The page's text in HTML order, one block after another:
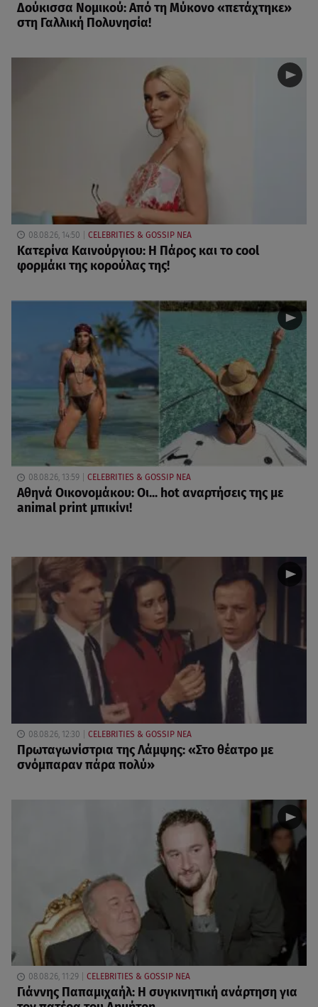
Δούκισσα Νομικού: Από τη Μύκονο «πετάχτηκε»
στη Γαλλική Πολυνησία!
08.08.26, 14:50 CELEBRITIES & GOSSIP ΝΕΑ
Κατερίνα Καινούργιου: Η Πάρος και το cool
φορμάκι της κορούλας της!
08.08.26, 13:59 CELEBRITIES & GOSSIP ΝΕΑ
Αθηνά Οικονομάκου: Οι... hot αναρτήσεις της με
animal print μπικίνι!
08.08.26, 12:30 CELEBRITIES & GOSSIP ΝΕΑ
Πρωταγωνίστρια της Λάμψης: «Στο θέατρο με
σνόμπαραν πάρα πολύ»
08.08.26, 11:29 CELEBRITIES & GOSSIP ΝΕΑ
Γιάννης Παπαμιχαήλ: Η συγκινητική ανάρτηση για